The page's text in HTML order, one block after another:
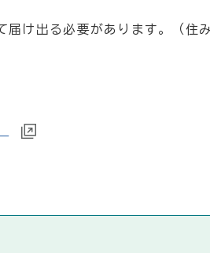
け出る必要があります。（住